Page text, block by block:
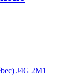
J4G 2M1